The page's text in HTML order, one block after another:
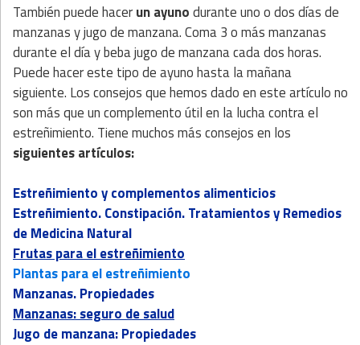
También puede hacerun ayunodurante uno o dos días de
manzanas y jugo de manzana. Coma 3 o más manzanas
durante el día y beba jugo de manzana cada dos horas.
Puede hacer este tipo de ayuno hasta la mañana
siguiente. Los consejos que hemos dado en este artículo no
son más que un complemento útil en la lucha contra el
estreñimiento. Tiene muchos más consejos en los
siguientes artículos:
Estreñimiento y complementos alimenticios
Estreñimiento. Constipación. Tratamientos y Remedios
de Medicina Natural
Frutas para el estreñimiento
Plantas para el estreñimiento
Manzanas. Propiedades
Manzanas: seguro de salud
Jugo de manzana: Propiedades